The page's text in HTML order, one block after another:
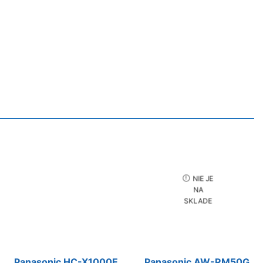
NIE JE
NA
SKLADE